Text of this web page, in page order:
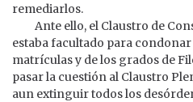
remediarlos.
Ante ello, el Claustro de
estaba facultado para condonar
matrículas y de los grados de
pasar la cuestión al Claustro
aun extinguir todos los